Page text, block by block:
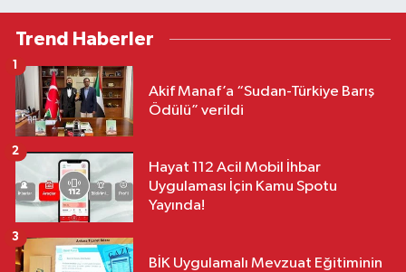
Trend Haberler
Akif Manaf’a “Sudan-Türkiye Barış
Ödülü” verildi
1
Hayat 112 Acil Mobil İhbar
Uygulaması İçin Kamu Spotu
Yayında!
2
BİK Uygulamalı Mevzuat Eğitiminin
3